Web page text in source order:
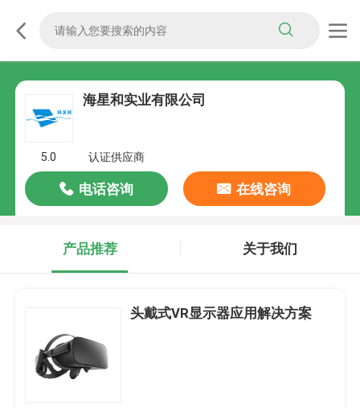
海星和实业有限公司
5.0 认证供应商
电话咨询 在线咨询
产品推荐 关于我们
头戴式VR显示器应用解决方案